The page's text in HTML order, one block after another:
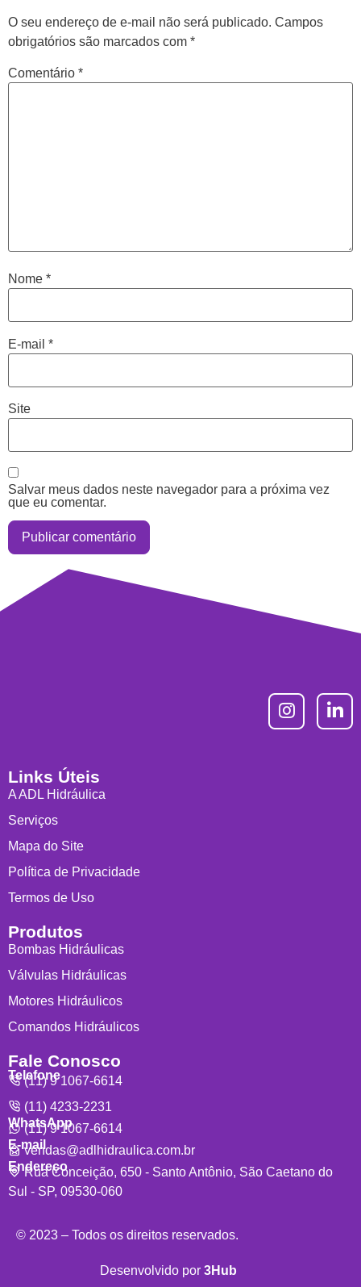
O seu endereço de e-mail não será publicado. Campos
obrigatórios são marcados com *
Comentário *
Nome *
E-mail *
Site
Salvar meus dados neste navegador para a próxima vez
que eu comentar.
Links Úteis
A ADL Hidráulica
Serviços
Mapa do Site
Política de Privacidade
Termos de Uso
Produtos
Bombas Hidráulicas
Válvulas Hidráulicas
Motores Hidráulicos
Comandos Hidráulicos
Fale Conosco
Telefone
(11) 9 1067-6614
(11) 4233-2231
WhatsApp
(11) 9 1067-6614
E-mail
vendas@adlhidraulica.com.br
Endereço
Rua Conceição, 650 - Santo Antônio, São Caetano do
Sul - SP, 09530-060
© 2023 – Todos os direitos reservados.
Desenvolvido por 3Hub